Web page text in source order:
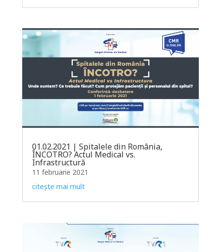
01.02.2021 | Spitalele din România,
ÎNCOTRO? Actul Medical vs.
Infrastructură
11 februarie 2021
citește mai mult